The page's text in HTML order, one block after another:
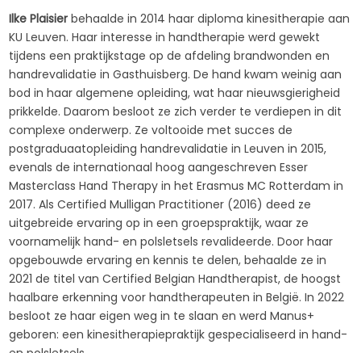
Ilke Plaisier behaalde in 2014 haar diploma kinesitherapie aan
KU Leuven. Haar interesse in handtherapie werd gewekt
tijdens een praktijkstage op de afdeling brandwonden en
handrevalidatie in Gasthuisberg. De hand kwam weinig aan
bod in haar algemene opleiding, wat haar nieuwsgierigheid
prikkelde. Daarom besloot ze zich verder te verdiepen in dit
complexe onderwerp. Ze voltooide met succes de
postgraduaatopleiding handrevalidatie in Leuven in 2015,
evenals de internationaal hoog aangeschreven Esser
Masterclass Hand Therapy in het Erasmus MC Rotterdam in
2017. Als Certified Mulligan Practitioner (2016) deed ze
uitgebreide ervaring op in een groepspraktijk, waar ze
voornamelijk hand- en polsletsels revalideerde. Door haar
opgebouwde ervaring en kennis te delen, behaalde ze in
2021 de titel van Certified Belgian Handtherapist, de hoogst
haalbare erkenning voor handtherapeuten in België. In 2022
besloot ze haar eigen weg in te slaan en werd Manus+
geboren: een kinesitherapiepraktijk gespecialiseerd in hand-